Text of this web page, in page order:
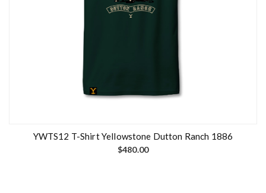
YWTS12 T-Shirt Yellowstone Dutton Ranch 1886
$480.00